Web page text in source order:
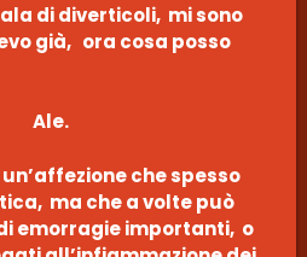
di diverticoli, mi sono
già, ora cosa posso
Ale.
che spesso
ma che a volte può
emorragie importanti, o